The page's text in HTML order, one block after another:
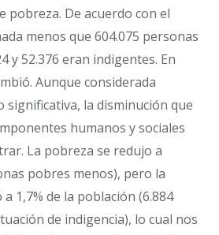
pobreza. De acuerdo con el
menos que 604.075 personas
y 52.376 eran indigentes. En
Aunque considerada
significativa, la disminución que
humanos y sociales
La pobreza se redujo a
pobres menos), pero la
1,7% de la población (6.884
de indigencia), lo cual nos